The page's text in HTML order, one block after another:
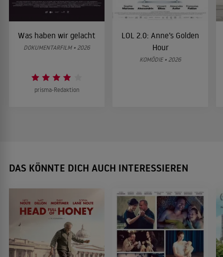
Was haben wir gelacht
DOKUMENTARFILM • 2026
prisma-Redaktion
LOL 2.0: Anne’s Golden
Hour
KOMÖDIE • 2026
DAS KÖNNTE DICH AUCH INTERESSIEREN